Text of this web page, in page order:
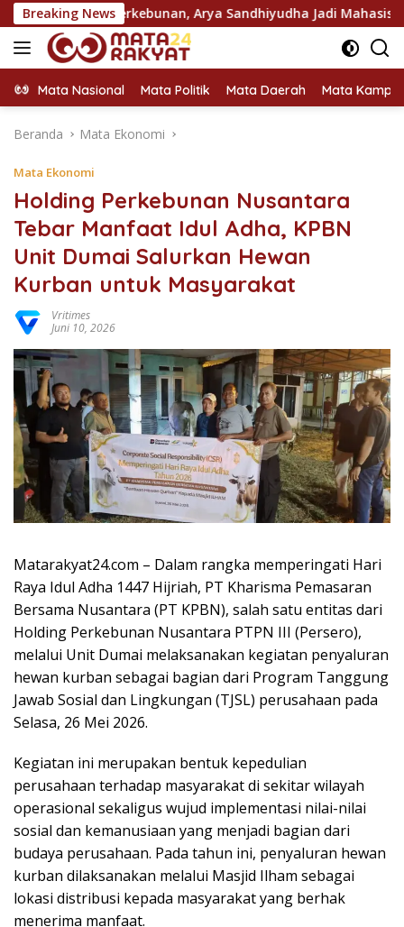
Langsung
ke
konten
Breaking News
Perkebunan, Arya Sandhiyudha Jadi Mahasiswa Angkatan
Mata Nasional Mata Politik Mata Daerah Mata
Beranda Mata Ekonomi
Mata Ekonomi
Holding Perkebunan Nusantara
Tebar Manfaat Idul Adha, KPBN
Unit Dumai Salurkan Hewan
Kurban untuk Masyarakat
Vritimes
Juni 10, 2026
Matarakyat24.com – Dalam rangka memperingati Hari
Raya Idul Adha 1447 Hijriah, PT Kharisma Pemasaran
Bersama Nusantara (PT KPBN), salah satu entitas dari
Holding Perkebunan Nusantara PTPN III (Persero),
melalui Unit Dumai melaksanakan kegiatan penyaluran
hewan kurban sebagai bagian dari Program Tanggung
Jawab Sosial dan Lingkungan (TJSL) perusahaan pada
Selasa, 26 Mei 2026.
Kegiatan ini merupakan bentuk kepedulian
perusahaan terhadap masyarakat di sekitar wilayah
operasional sekaligus wujud implementasi nilai-nilai
sosial dan kemanusiaan yang menjadi bagian dari
budaya perusahaan. Pada tahun ini, penyaluran hewan
kurban dilaksanakan melalui Masjid Ilham sebagai
lokasi distribusi kepada masyarakat yang berhak
menerima manfaat.